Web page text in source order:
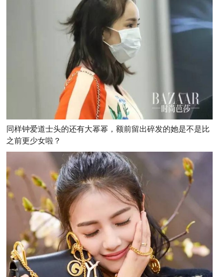
同样钟爱道士头的还有大幂幂，额前留出碎发的她是不是比
之前更少女啦？